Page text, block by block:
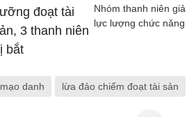
Nhóm thanh niên
lực lượng chức năng
mạo danh lừa đảo chiếm đoạt tài sản